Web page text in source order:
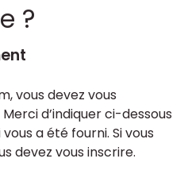
?
vous devez vous
d’indiquer ci-dessous
a été fourni. Si vous
devez vous inscrire.